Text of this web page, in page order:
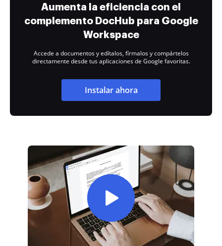
Aumenta la eficiencia con el
complemento DocHub para Google
Workspace
Accede a documentos y edítalos, fírmalos y compártelos
directamente desde tus aplicaciones de Google favoritas.
Instalar ahora